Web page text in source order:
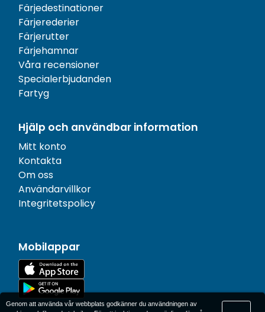
Färjedestinationer
Färjerederier
Färjerutter
Färjehamnar
Våra recensioner
Specialerbjudanden
Fartyg
Hjälp och användbar information
Mitt konto
Kontakta
Om oss
Användarvillkor
Integritetspolicy
Mobilappar
Genom att använda vår webbplats godkänner du användningen av